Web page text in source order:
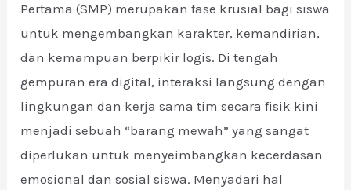
Pertama (SMP) merupakan fase krusial bagi siswa
untuk mengembangkan karakter, kemandirian,
dan kemampuan berpikir logis. Di tengah
gempuran era digital, interaksi langsung dengan
lingkungan dan kerja sama tim secara fisik kini
menjadi sebuah “barang mewah” yang sangat
diperlukan untuk menyeimbangkan kecerdasan
emosional dan sosial siswa. Menyadari hal
Tridaya
Quest”